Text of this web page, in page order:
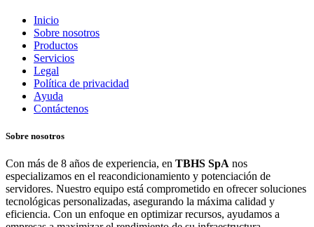
Inicio
Sobre nosotros
Productos
Servicios
Legal
Política de privacidad
Ayuda
Contáctenos
Sobre nosotros
Con más de 8 años de experiencia, en TBHS SpA nos
especializamos en el reacondicionamiento y potenciación de
servidores. Nuestro equipo está comprometido en ofrecer soluciones
tecnológicas personalizadas, asegurando la máxima calidad y
eficiencia. Con un enfoque en optimizar recursos, ayudamos a